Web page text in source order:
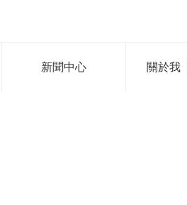
隐藏入口-
新聞中心 關於我